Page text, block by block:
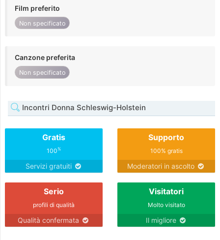
Film preferito
Non specificato
Canzone preferita
Non specificato
Incontri Donna Schleswig-Holstein
Gratis
100%
Servizi gratuiti
Supporto
100% gratis
Moderatori in ascolto
Serio
profili di qualità
Qualità confermata
Visitatori
Molto visitato
Il migliore